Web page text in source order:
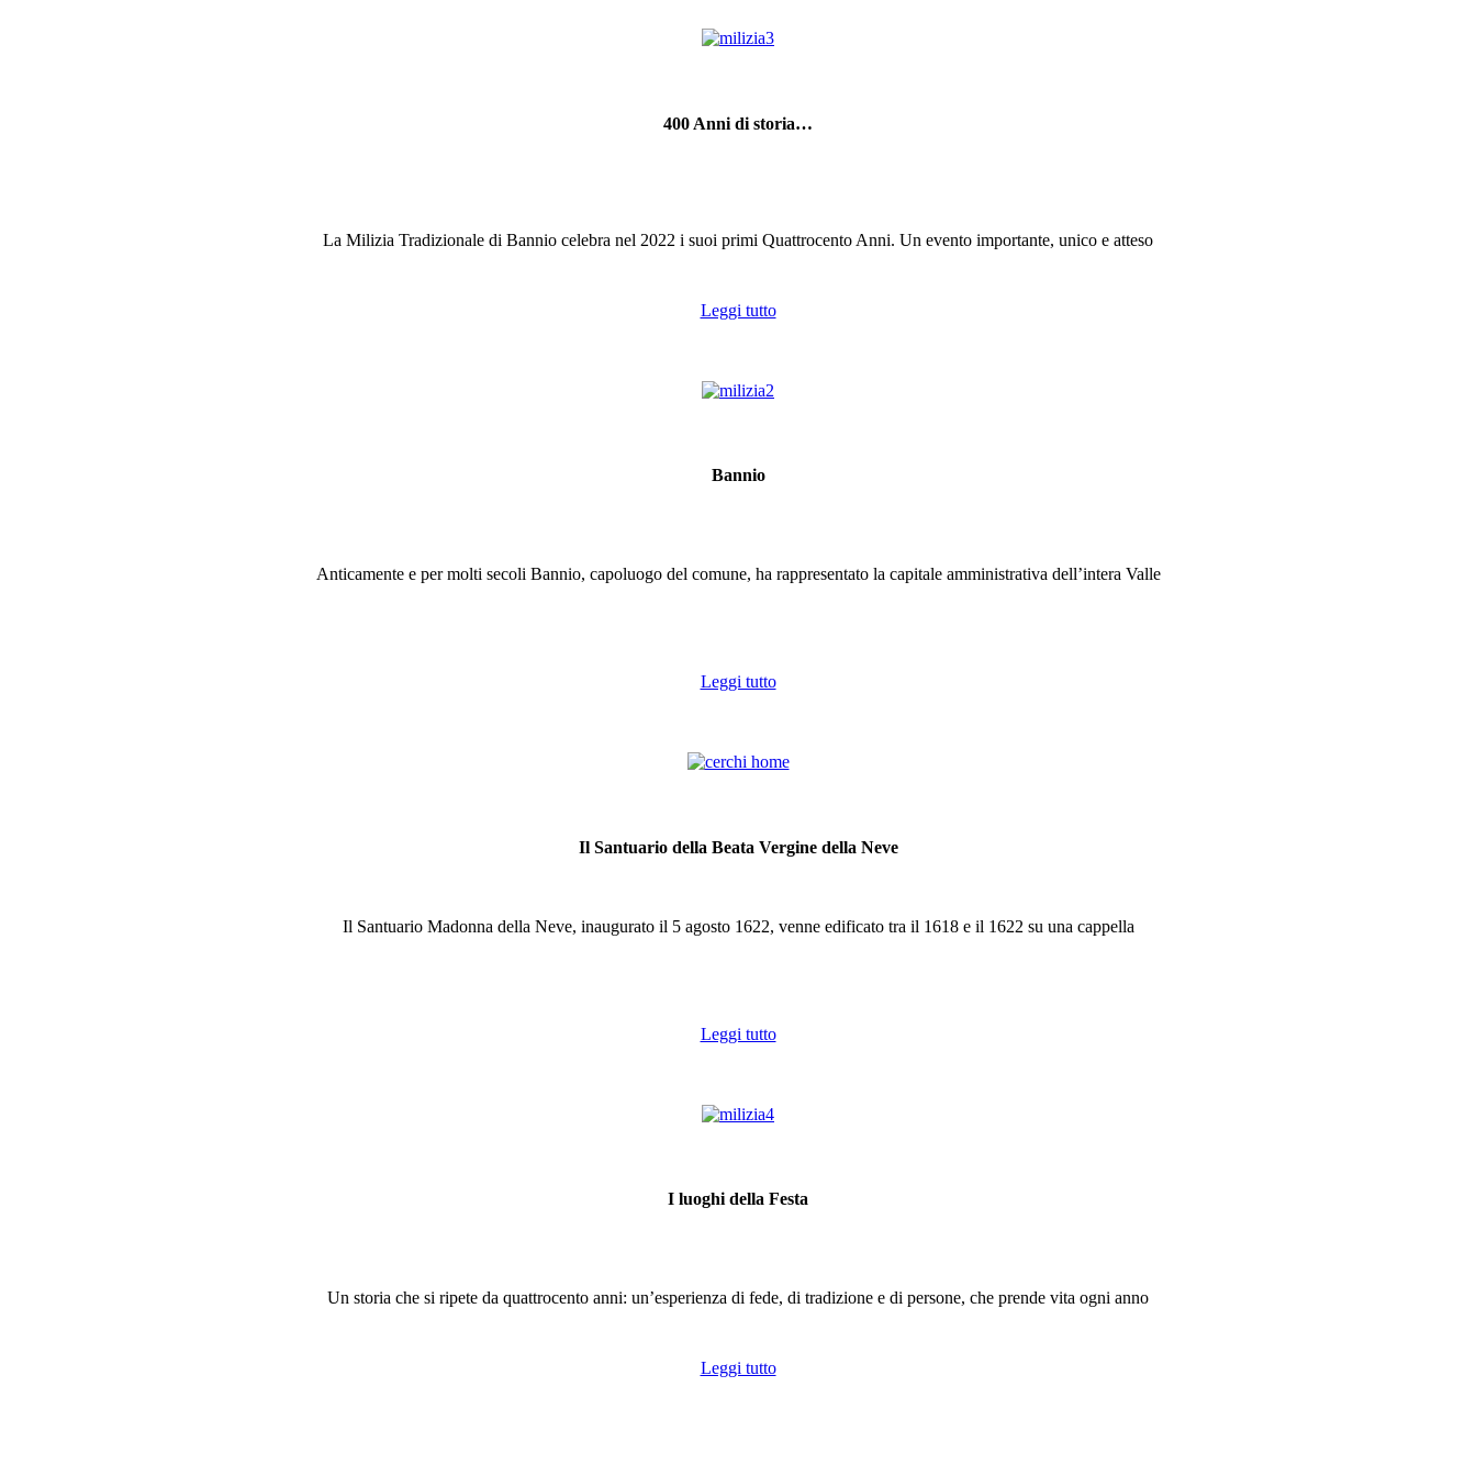
400 Anni di storia…
La Milizia Tradizionale di Bannio celebra nel 2022 i suoi primi Quattrocento Anni. Un evento importante, unico e atteso
Leggi tutto
Bannio
Anticamente e per molti secoli Bannio, capoluogo del comune, ha rappresentato la capitale amministrativa dell’intera Valle
Leggi tutto
Il Santuario della Beata Vergine della Neve
Il Santuario Madonna della Neve, inaugurato il 5 agosto 1622, venne edificato tra il 1618 e il 1622 su una cappella
Leggi tutto
I luoghi della Festa
Un storia che si ripete da quattrocento anni: un’esperienza di fede, di tradizione e di persone, che prende vita ogni anno
Leggi tutto